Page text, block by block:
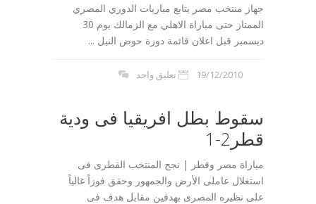
جهاز منتخب مصر يتابع مباريات الدوري المصري
الممتاز حتى مباراة الاهلي مع الزمالك يوم 30
ديسمبر قبل اعلان قائمة دورة حوض النيل ...
19/12/2010 تعليق واحد
سقوط بطل افريقيا فى ودية
قطر2-1
مياراة مصر وقطر | نجح المنتخب القطرى فى
استغلال عاملى الأرض والجمهور وحقق فوزاً غالياً
على نظيره المصرى بهدفين مقابل هدف فى